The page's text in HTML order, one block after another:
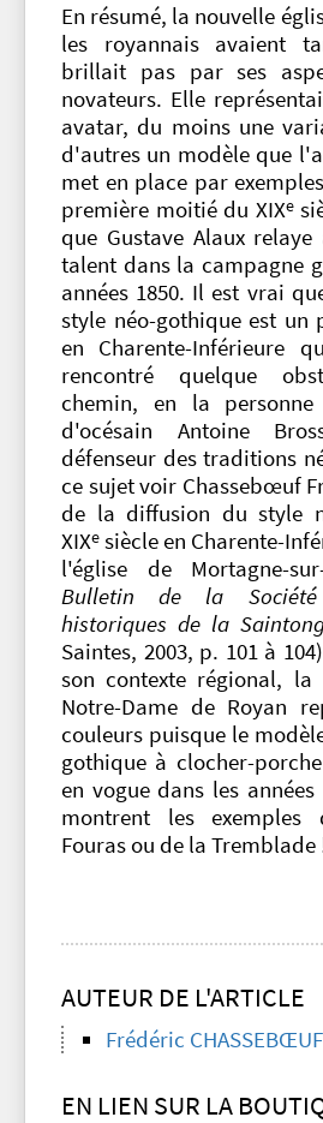
En résumé, la nouvelle
les royannais avaient
brillait pas par ses
novateurs. Elle
avatar, du moins une
d'autres un modèle que
met en place par
première moitié du XIXe
que Gustave Alaux
talent dans la campagne
années 1850. Il est vrai
style néo-gothique est un
en Charente-Inférieure
rencontré quelque
chemin, en la
d'océsain Antoine
défenseur des traditions
ce sujet voir Chassebœuf
de la diffusion du style
XIXe siècle en Charente-
l'église de Mortagne-
Bulletin de la
historiques de la
Saintes, 2003, p. 101 à
son contexte régional, la
Notre-Dame de Royan
couleurs puisque le
gothique à clocher-
en vogue dans les
montrent les exemples
Fouras ou de la Tremblade
AUTEUR DE L'ARTICLE
Frédéric CHASSEBŒUF
EN LIEN SUR LA